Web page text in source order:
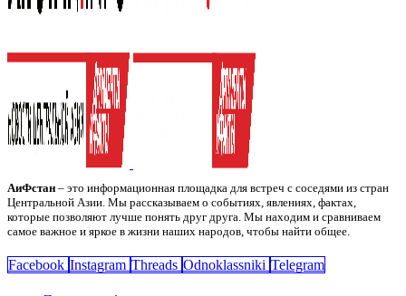
АиФстан – это информационная площадка для встреч с соседями из стран
Центральной Азии. Мы рассказываем о событиях, явлениях, фактах,
которые позволяют лучше понять друг друга. Мы находим и сравниваем
самое важное и яркое в жизни наших народов, чтобы найти общее.
Facebook Instagram Threads Odnoklassniki Telegram